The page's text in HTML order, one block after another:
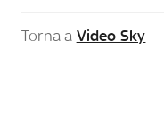
Torna a Video Sky